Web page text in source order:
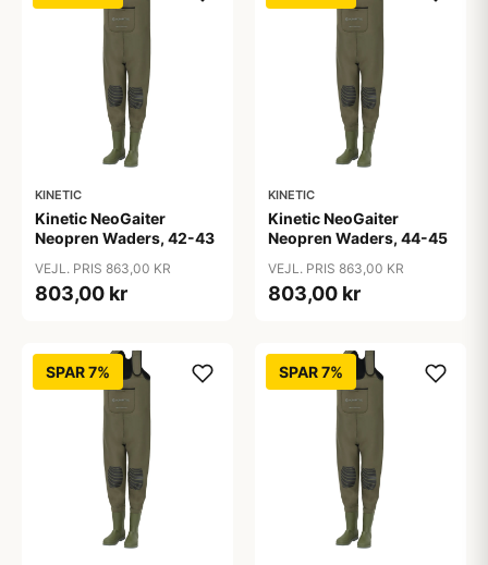
KINETIC
Kinetic NeoGaiter
Neopren Waders, 42-43
VEJL. PRIS 863,00 KR
803,00 kr
KINETIC
Kinetic NeoGaiter
Neopren Waders, 44-45
VEJL. PRIS 863,00 KR
803,00 kr
SPAR 7% SPAR 7%